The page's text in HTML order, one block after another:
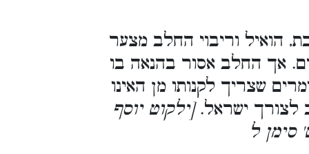
הואיל וריבוי החלב מצער
אך החלב אסור בהנאה בו
שצריך לקנותו מן האינו
לצורך ישראל.[ילקוט יוסף
סימן ל